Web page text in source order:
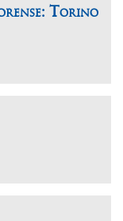
Torino